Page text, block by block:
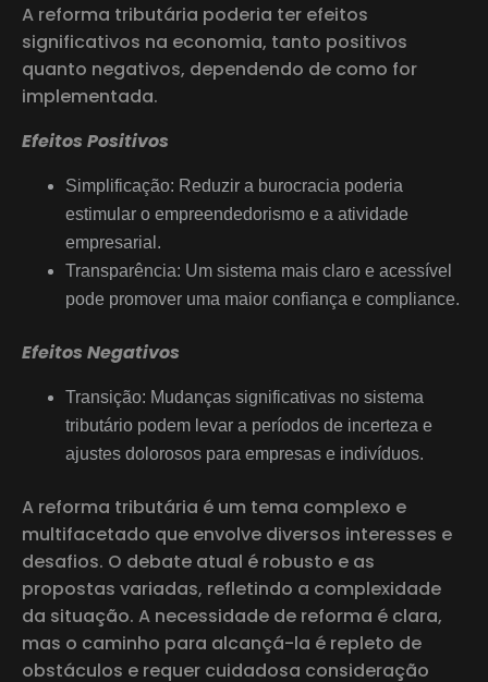
A reforma tributária poderia ter efeitos
significativos na economia, tanto positivos
quanto negativos, dependendo de como for
implementada.
Efeitos Positivos
Simplificação: Reduzir a burocracia poderia
estimular o empreendedorismo e a atividade
empresarial.
Transparência: Um sistema mais claro e acessível
pode promover uma maior confiança e compliance.
Efeitos Negativos
Transição: Mudanças significativas no sistema
tributário podem levar a períodos de incerteza e
ajustes dolorosos para empresas e indivíduos.
A reforma tributária é um tema complexo e
multifacetado que envolve diversos interesses e
desafios. O debate atual é robusto e as
propostas variadas, refletindo a complexidade
da situação. A necessidade de reforma é clara,
mas o caminho para alcançá-la é repleto de
obstáculos e requer cuidadosa consideração